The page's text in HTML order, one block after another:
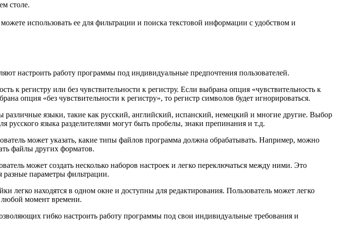
столе.
использовать ее для фильтрации и поиска текстовой информации с удобством и
настроить работу программы под индивидуальные предпочтения пользователей.
к регистру или без чувствительности к регистру. Если выбрана опция «чувствительность к
опция «без чувствительности к регистру», то регистр символов будет игнорироваться.
языки, такие как русский, английский, испанский, немецкий и многие другие. Выбор
русского языка разделителями могут быть пробелы, знаки препинания и т.д.
может указать, какие типы файлов программа должна обрабатывать. Например, можно
файлы других форматов.
может создать несколько наборов настроек и легко переключаться между ними. Это
разные параметры фильтрации.
находятся в одном окне и доступны для редактирования. Пользователь может легко
любой момент времени.
гибко настроить работу программы под свои индивидуальные требования и